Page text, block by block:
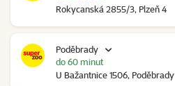
Rokycanská 2855/3, Plzeň 4
Poděbrady
U Bažantnice 1506, Poděbrady
do 60 minut